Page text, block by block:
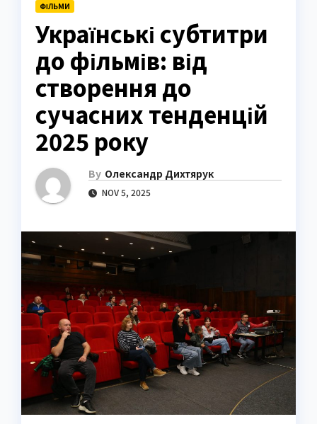
ФІЛЬМИ
Українські субтитри
до фільмів: від
створення до
сучасних тенденцій
2025 року
By Олександр Дихтярук
NOV 5, 2025